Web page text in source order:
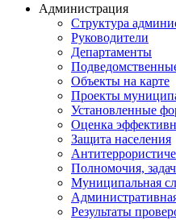
Администрация
Структура
Руководители
Департаменты
Объекты на карте
Проекты
Установленные
Оценка
Защита населения
Полномочия,
Муниципальная
Результаты